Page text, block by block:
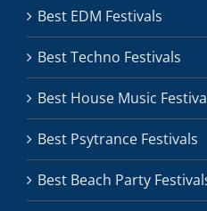
Best EDM Festivals
Best Techno Festivals
Best House Music
Best Psytrance Festivals
Best Beach Party